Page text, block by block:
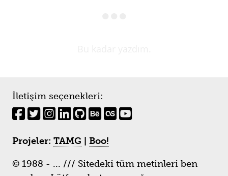
İletişim seçenekleri:
Projeler: TAMG Boo!
© 1988 - ... /// Sitedeki tüm metinleri ben